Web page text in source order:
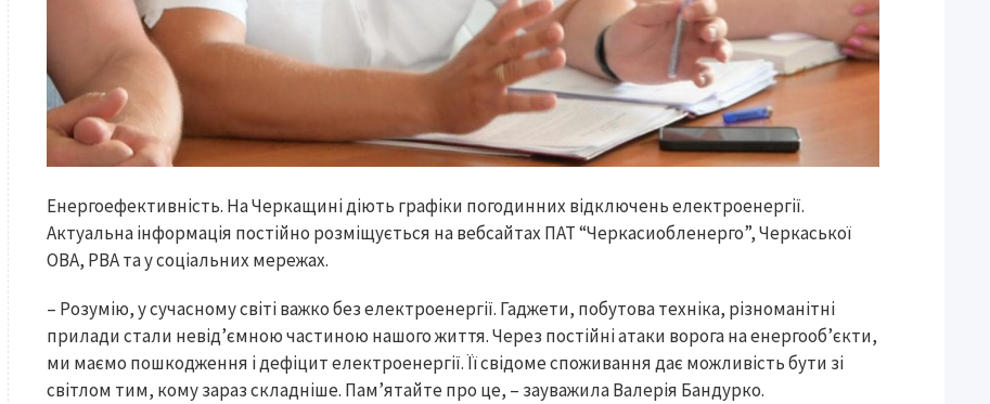
Енергоефективність. На Черкащині діють графіки погодинних відключень електроенергії.
Актуальна інформація постійно розміщується на вебсайтах ПАТ “Черкасиобленерго”, Черкаської
ОВА, РВА та у соціальних мережах.
– Розумію, у сучасному світі важко без електроенергії. Гаджети, побутова техніка, різноманітні
прилади стали невід’ємною частиною нашого життя. Через постійні атаки ворога на енергооб’єкти,
ми маємо пошкодження і дефіцит електроенергії. Її свідоме споживання дає можливість бути зі
світлом тим, кому зараз складніше. Пам’ятайте про це, – зауважила Валерія Бандурко.